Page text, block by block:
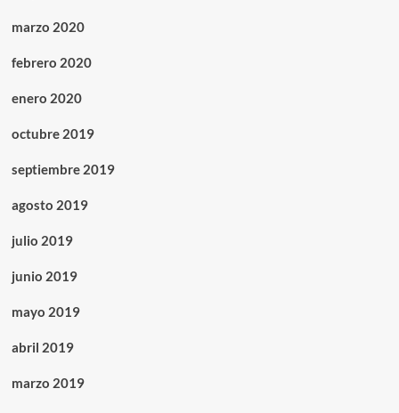
marzo 2020
febrero 2020
enero 2020
octubre 2019
septiembre 2019
agosto 2019
julio 2019
junio 2019
mayo 2019
abril 2019
marzo 2019